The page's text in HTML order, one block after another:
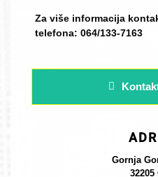
Za više informacija
telefona: 064/133-7163
Gornja
32205